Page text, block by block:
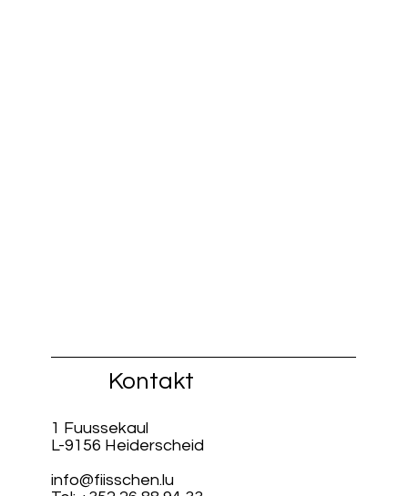
Kontakt
1 Fuussekaul
L-9156 Heiderscheid
info@fiisschen.lu